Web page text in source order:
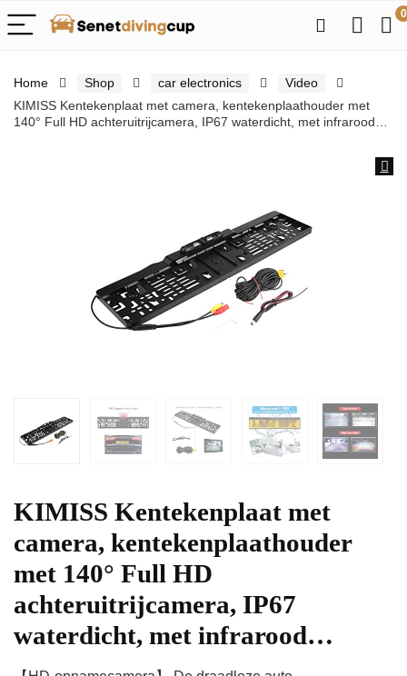
0
Home Shop car electronics
Video
KIMISS Kentekenplaat met camera, kentekenplaathouder met
140° Full HD achteruitrijcamera, IP67 waterdicht, met infrarood…
KIMISS Kentekenplaat met
camera, kentekenplaathouder
met 140° Full HD
achteruitrijcamera, IP67
waterdicht, met infrarood…